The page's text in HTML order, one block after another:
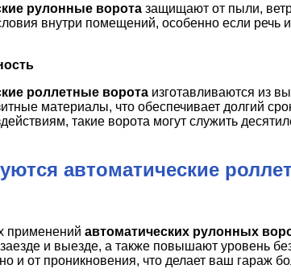
рулонные ворота защищают от пыли,
внутри помещений, особенно если речь
роллетные ворота изготавливаются из
материалы, что обеспечивает долгий
такие ворота могут служить
автоматические
применений автоматических рулонных
и выезде, а также повышают уровень
и от проникновения, что делает ваш гараж